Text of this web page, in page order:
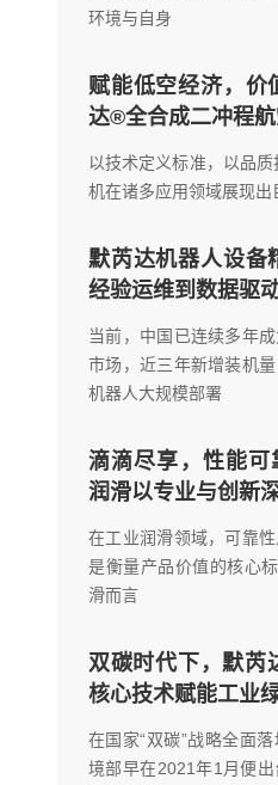
环境与自身
赋能低空经济，价
达®全合成二冲程
以技术定义标准，以品
机在诸多应用领域展现出
默芮达机器人设备
经验运维到数据驱
当前，中国已连续多年
市场，近三年新增装机
机器人大规模部署
滴滴尽享，性能
润滑以专业与创新
在工业润滑领域，可靠
是衡量产品价值的核心
滑而言
双碳时代下，默芮
核心技术赋能工业
在国家“双碳”战略全面
境部早在2021年1月便